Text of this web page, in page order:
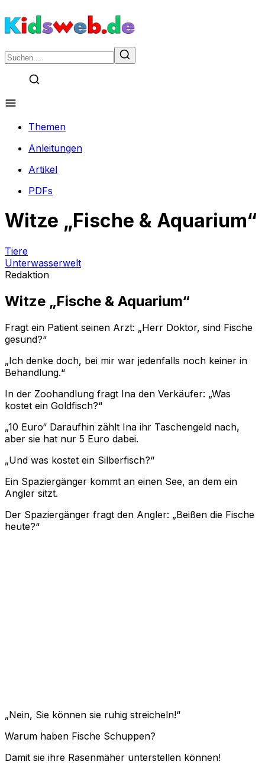
Themen
Anleitungen
Artikel
PDFs
Witze „Fische & Aquarium“
Tiere
Unterwasserwelt
Redaktion
Witze „Fische & Aquarium“
Fragt ein Patient seinen Arzt: „Herr Doktor, sind Fische
gesund?“
„Ich denke doch, bei mir war jedenfalls noch keiner in
Behandlung.“
In der Zoohandlung fragt Ina den Verkäufer: „Was
kostet ein Goldfisch?“
„10 Euro“ Daraufhin zählt Ina ihr Taschengeld nach,
aber sie hat nur 5 Euro dabei.
„Und was kostet ein Silberfisch?“
Ein Spaziergänger kommt an einen See, an dem ein
Angler sitzt.
Der Spaziergänger fragt den Angler: „Beißen die Fische
heute?“
„Nein, Sie können sie ruhig streicheln!“
Warum haben Fische Schuppen?
Damit sie ihre Rasenmäher unterstellen können!